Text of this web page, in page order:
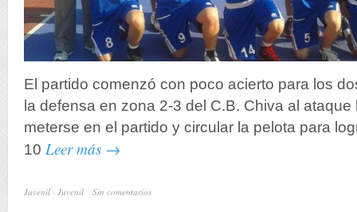
El partido comenzó con poco acierto para los
la defensa en zona 2-3 del C.B. Chiva al
meterse en el partido y circular la pelota para
10 Leer más →
Juvenil · Juvenil Sin comentarios